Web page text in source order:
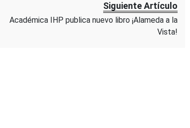
Siguiente Artículo
Académica IHP publica nuevo libro ¡Alameda a la
Vista!